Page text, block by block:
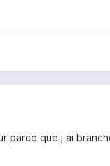
que j ai